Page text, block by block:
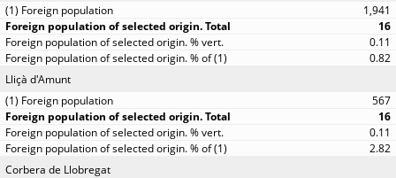
1,941
16
0.11
0.82
Lliçà d'Amunt
567
16
0.11
2.82
Corbera de Llobregat